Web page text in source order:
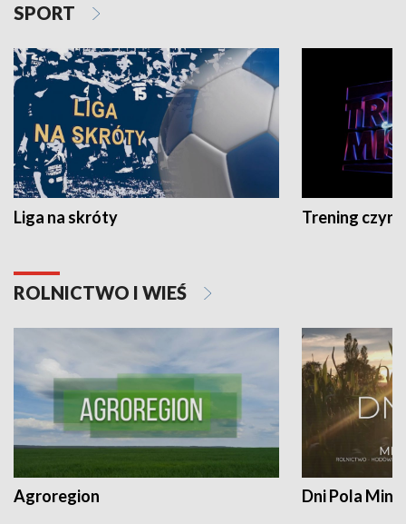
SPORT
Liga na skróty Trening czyni
ROLNICTWO I WIEŚ
Agroregion Dni Pola